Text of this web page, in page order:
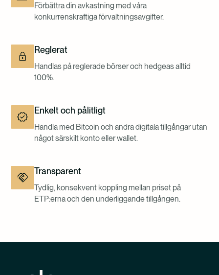
Förbättra din avkastning med våra
konkurrenskraftiga förvaltningsavgifter.
Reglerat
Handlas på reglerade börser och hedgeas alltid
100%.
Enkelt och pålitligt
Handla med Bitcoin och andra digitala tillgångar utan
något särskilt konto eller wallet.
Transparent
Tydlig, konsekvent koppling mellan priset på
ETP:erna och den underliggande tillgången.